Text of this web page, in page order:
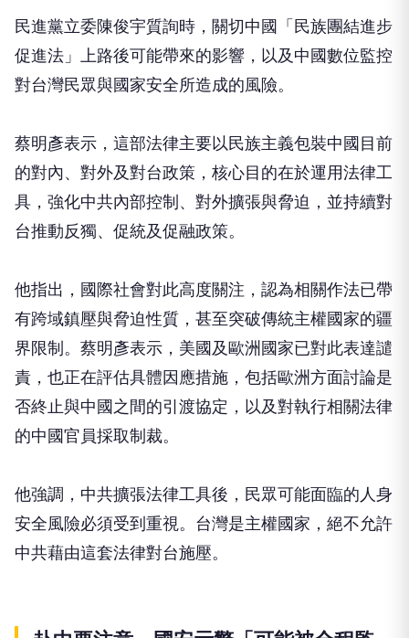
民進黨立委陳俊宇質詢時，關切中國「民族團結進步
促進法」上路後可能帶來的影響，以及中國數位監控
對台灣民眾與國家安全所造成的風險。
蔡明彥表示，這部法律主要以民族主義包裝中國目前
的對內、對外及對台政策，核心目的在於運用法律工
具，強化中共內部控制、對外擴張與脅迫，並持續對
台推動反獨、促統及促融政策。
他指出，國際社會對此高度關注，認為相關作法已帶
有跨域鎮壓與脅迫性質，甚至突破傳統主權國家的疆
界限制。蔡明彥表示，美國及歐洲國家已對此表達譴
責，也正在評估具體因應措施，包括歐洲方面討論是
否終止與中國之間的引渡協定，以及對執行相關法律
的中國官員採取制裁。
他強調，中共擴張法律工具後，民眾可能面臨的人身
安全風險必須受到重視。台灣是主權國家，絕不允許
中共藉由這套法律對台施壓。